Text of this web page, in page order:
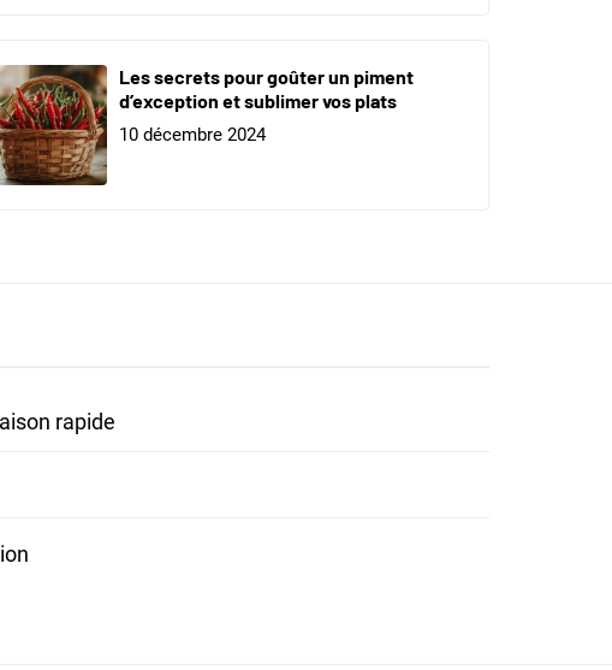
Les secrets pour goûter un piment
d’exception et sublimer vos plats
10 décembre 2024
rapide